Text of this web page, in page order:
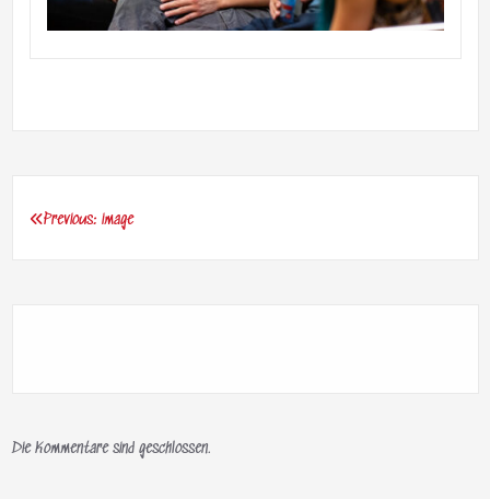
Beitragsnavigation
Previous: image
Die Kommentare sind geschlossen.